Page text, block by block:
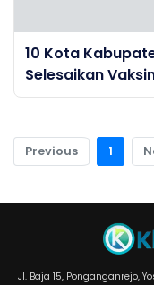
10 Kota
Selesaikan
Previous 1
Jl. Baja 15, Ponganganrejo,